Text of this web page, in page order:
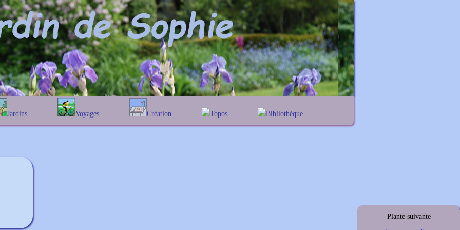
Jardins Voyages
En Belgique
Création
Prairies fleuries
Topos
Les chênes
Bibliothèque
Lexique noms propres
Plante suivante